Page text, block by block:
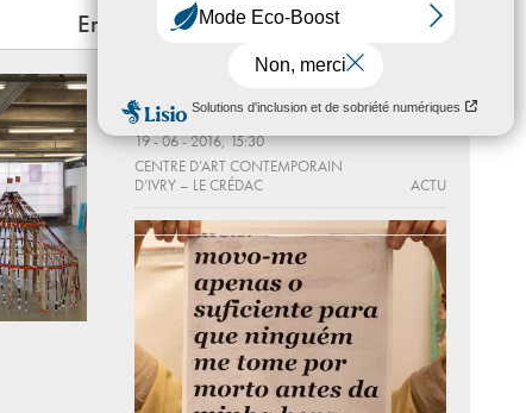
En lien
Visite de l'expositionTI RE LI RE
19 - 06 - 2016, 15:30
CENTRE D’ART CONTEMPORAIN
D’IVRY – LE CRÉDAC
ACTU